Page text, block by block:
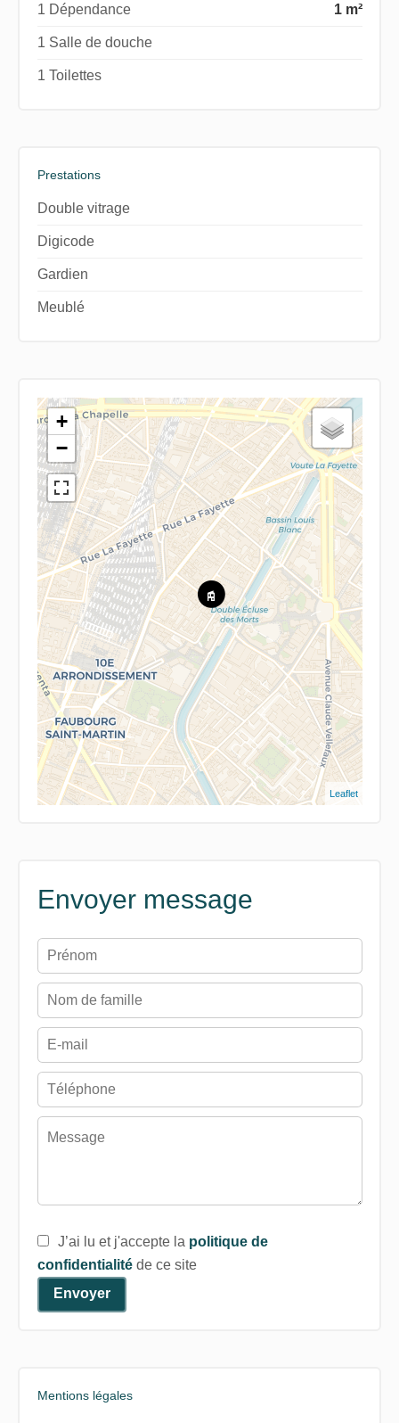
1 Dépendance 1 m²
1 Salle de douche
1 Toilettes
Prestations
Double vitrage
Digicode
Gardien
Meublé
+
−
Leaflet
Envoyer message
J’ai lu et j'accepte la politique de
confidentialitéde ce site
Envoyer
Mentions légales